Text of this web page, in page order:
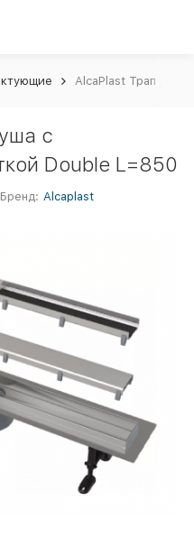
AlcaPlast Трап для
с
Double L=850
Бренд: Alcaplast